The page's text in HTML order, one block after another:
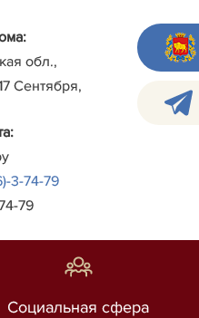
обл.,
Сентября,
3-74-79
79
Социальная сфера